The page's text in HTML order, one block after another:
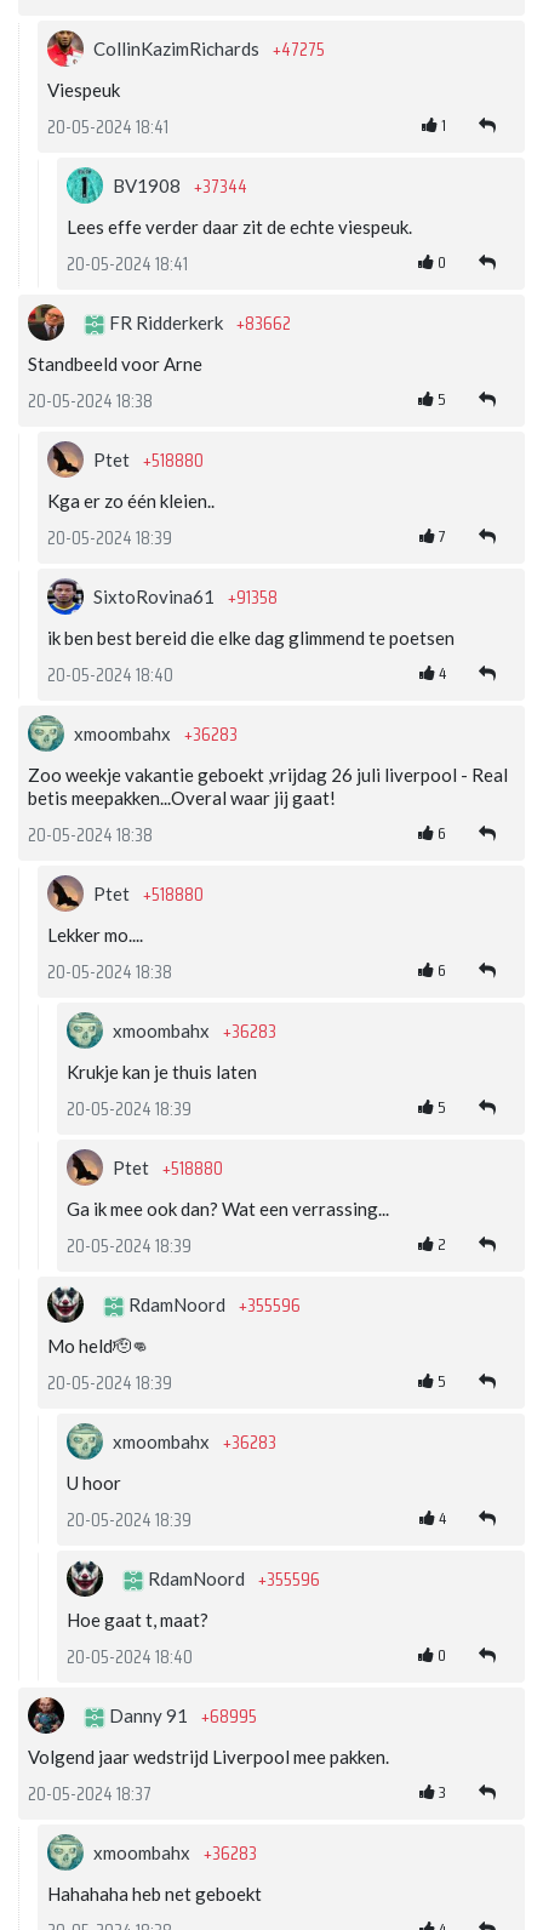
CollinKazimRichards +47275
Viespeuk
20-05-2024 18:41 1
BV1908 +37344
Lees effe verder daar zit de echte viespeuk.
20-05-2024 18:41 0
FR Ridderkerk +83662
Standbeeld voor Arne
20-05-2024 18:38 5
Ptet +518880
Kga er zo één kleien..
20-05-2024 18:39 7
SixtoRovina61 +91358
ik ben best bereid die elke dag glimmend te poetsen
20-05-2024 18:40 4
xmoombahx +36283
Zoo weekje vakantie geboekt ,vrijdag 26 juli liverpool - Real
betis meepakken...Overal waar jij gaat!
20-05-2024 18:38 6
Ptet +518880
Lekker mo....
20-05-2024 18:38 6
xmoombahx +36283
Krukje kan je thuis laten
20-05-2024 18:39 5
Ptet +518880
Ga ik mee ook dan? Wat een verrassing...
20-05-2024 18:39 2
RdamNoord +355596
Mo held🫡👊
20-05-2024 18:39 5
xmoombahx +36283
U hoor
20-05-2024 18:39 4
RdamNoord +355596
Hoe gaat t, maat?
20-05-2024 18:40 0
Danny 91 +68995
Volgend jaar wedstrijd Liverpool mee pakken.
20-05-2024 18:37 3
xmoombahx +36283
Hahahaha heb net geboekt